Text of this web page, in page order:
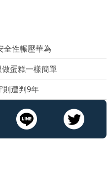
性輾壓華為
蛋糕一樣簡單
遭判9年